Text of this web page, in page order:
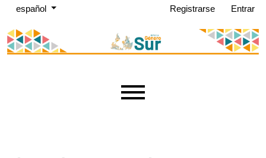
Ir al menú de navegación principal
Ir al contenido principal
Ir al pie de página del sitio
Cambiar el idioma. El idioma actual es:
español
Menú de administración Registrarse Entrar